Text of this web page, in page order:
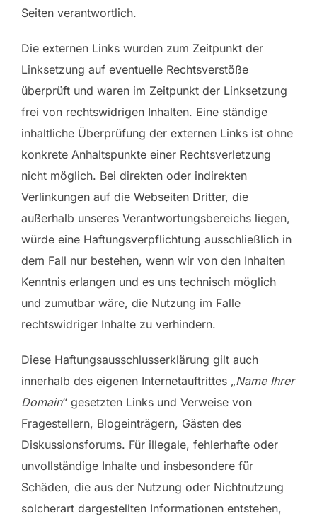
Seiten verantwortlich.
Die externen Links wurden zum Zeitpunkt der
Linksetzung auf eventuelle Rechtsverstöße
überprüft und waren im Zeitpunkt der Linksetzung
frei von rechtswidrigen Inhalten. Eine ständige
inhaltliche Überprüfung der externen Links ist ohne
konkrete Anhaltspunkte einer Rechtsverletzung
nicht möglich. Bei direkten oder indirekten
Verlinkungen auf die Webseiten Dritter, die
außerhalb unseres Verantwortungsbereichs liegen,
würde eine Haftungsverpflichtung ausschließlich in
dem Fall nur bestehen, wenn wir von den Inhalten
Kenntnis erlangen und es uns technisch möglich
und zumutbar wäre, die Nutzung im Falle
rechtswidriger Inhalte zu verhindern.
Diese Haftungsausschlusserklärung gilt auch
innerhalb des eigenen Internetauftrittes „Name Ihrer
Domain“ gesetzten Links und Verweise von
Fragestellern, Blogeinträgern, Gästen des
Diskussionsforums. Für illegale, fehlerhafte oder
unvollständige Inhalte und insbesondere für
Schäden, die aus der Nutzung oder Nichtnutzung
solcherart dargestellten Informationen entstehen,